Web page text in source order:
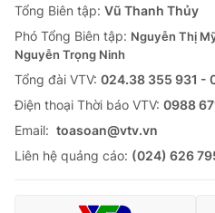
Tổng Biên tập: Vũ Thanh Thủy
Phó Tổng Biên tập: Nguyễn Thị
Nguyễn Trọng Ninh
Tổng đài VTV: 024.38 355 931 -
Ðiện thoại Thời báo VTV: 0988
Email: toasoan@vtv.vn
Liên hệ quảng cáo: (024) 626